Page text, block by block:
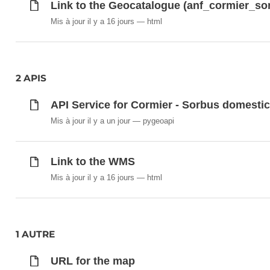
Link to the Geocatalogue
Mis à jour il y a 16 jours html
2 APIS
API Service for Cormier - Sorbus
Mis à jour il y a un jour pygeoapi
Link to the WMS
Mis à jour il y a 16 jours html
1 AUTRE
URL for the map